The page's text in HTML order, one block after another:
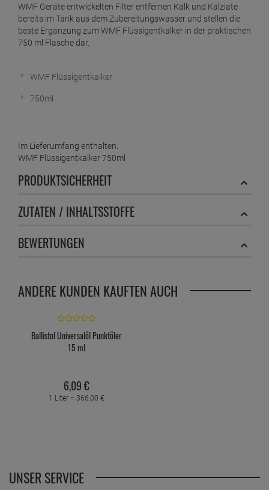
WMF Geräte entwickelten Filter entfernen Kalk und Kalziate
bereits im Tank aus dem Zubereitungswasser und stellen die
beste Ergänzung zum WMF Flüssigentkalker in der praktischen
750 ml Flasche dar.
WMF Flüssigentkalker
750ml
Im Lieferumfang enthalten:
WMF Flüssigentkalker 750ml
PRODUKTSICHERHEIT
ZUTATEN / INHALTSSTOFFE
BEWERTUNGEN
ANDERE KUNDEN KAUFTEN AUCH
Ballistol Universalöl Punktöler
15 ml
6,09€
1 Liter = 366, 00 €
UNSER SERVICE